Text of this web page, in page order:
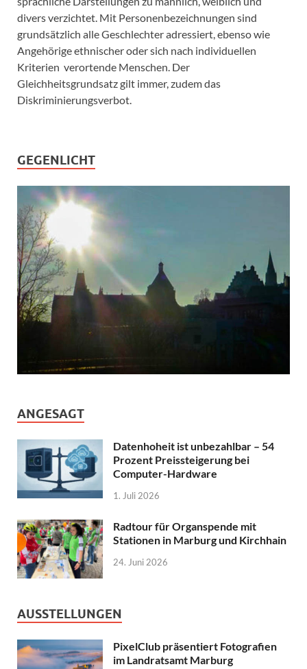
divers verzichtet. Mit Personenbezeichnungen sind
grundsätzlich alle Geschlechter adressiert, ebenso wie
Angehörige ethnischer oder sich nach individuellen
Kriterien verortende Menschen. Der
Gleichheitsgrundsatz gilt immer, zudem das
Diskriminierungsverbot.
GEGENLICHT
ANGESAGT
Datenhoheit ist unbezahlbar – 54
Prozent Preissteigerung bei
Computer-Hardware
1. Juli 2026
Radtour für Organspende mit
Stationen in Marburg und Kirchhain
24. Juni 2026
AUSSTELLUNGEN
PixelClub präsentiert Fotografien
im Landratsamt Marburg